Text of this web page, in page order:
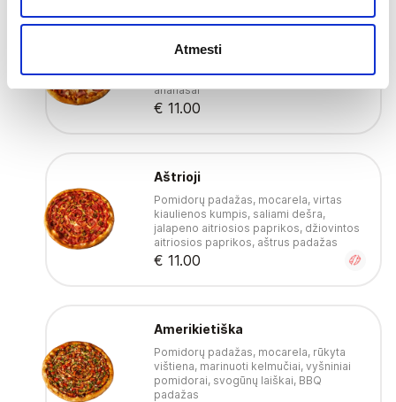
Atmesti
kiaulienos kumpelis, konservuoti
ananasai
€ 11.00
Aštrioji
Pomidorų padažas, mocarela, virtas
kiaulienos kumpis, saliami dešra,
jalapeno aitriosios paprikos, džiovintos
aitriosios paprikos, aštrus padažas
€ 11.00
Amerikietiška
Pomidorų padažas, mocarela, rūkyta
vištiena, marinuoti kelmučiai, vyšniniai
pomidorai, svogūnų laiškai, BBQ
padažas